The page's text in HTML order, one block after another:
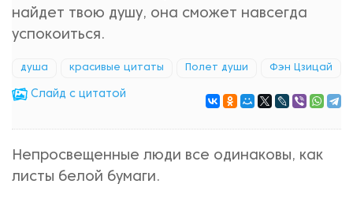
найдет твою душу, она сможет навсегда
успокоиться.
душа красивые цитаты Полет души Фэн Цзицай
Cлайд с цитатой
Непросвещенные люди все одинаковы, как
листы белой бумаги.